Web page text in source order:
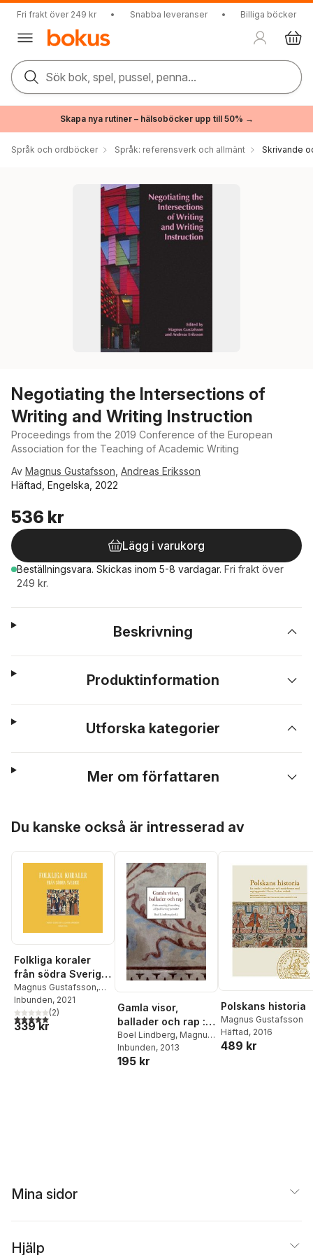
Fri frakt över 249 kr • Snabba leveranser • Billiga böcker
Sök bok, spel, pussel, penna...
Skapa nya rutiner – hälsoböcker upp till 50% →
Språk och ordböcker Språk: referensverk och allmänt Skrivande
Negotiating the Intersections of
Writing and Writing Instruction
Proceedings from the 2019 Conference of the European
Association for the Teaching of Academic Writing
Av Magnus Gustafsson Andreas Eriksson
Häftad, Engelska, 2022
536 kr
Lägg i varukorg
Beställningsvara. Skickas inom 5-8 vardagar. Fri frakt över
249 kr.
Beskrivning
Produktinformation
Utforska kategorier
Mer om författaren
Du kanske också är intresserad av
Folkliga koraler
från södra Sverige
: koraler, andliga
visor och gamla
psalmer
Magnus Gustafsson,
Eleonor Andersson
Inbunden, 2021
5,0utav 5 stjärnor. Totalt antal röster:
(2)
339 kr
Gamla visor,
ballader och rap :
från muntlig
förmedling till
publicering på
Boel Lindberg, Magnus
Gustafsson,Gunilla
Byrman,
Inbunden, 2013
195 kr
Polskans historia
Magnus Gustafsson
Häftad, 2016
489 kr
Mina sidor
Hjälp